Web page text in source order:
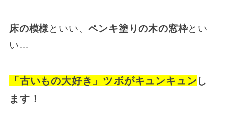
床の模様といい、ペンキ塗りの木の窓枠とい
い…
「古いもの大好き」ツボがキュンキュン し
ます！